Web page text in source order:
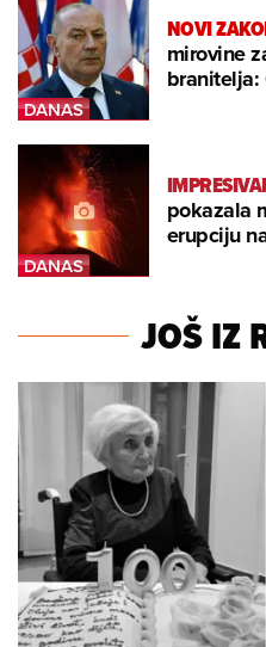
NOVI
mirovine
pokazala
erupciju
JOŠ IZ